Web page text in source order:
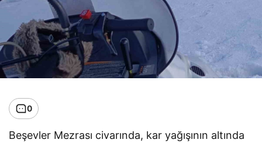
0
Beşevler Mezrası civarında, kar yağışının altında